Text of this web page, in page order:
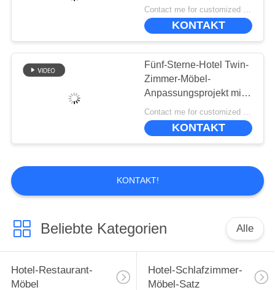
WERKSBESICHTIGUNG
QUALITÄTSKONTROLLE
EIN
ANGEBOT
SITEMAP
DATENSCHUTZ-
Bank ODM nicht rostend
Contact me for customized MOQ:10
KONTAKT
Fünf-Sterne-Hotel Twin-
Zimmer-Möbel-
Anpassungsprojekt mit
einem
unverwechselbaren Stil
Contact me for customized MOQ:10
KONTAKT
KONTAKT!
Beliebte Kategorien Alle
Hotel-Restaurant-
Möbel
Hotel-Schlafzimmer-
Möbel-Satz